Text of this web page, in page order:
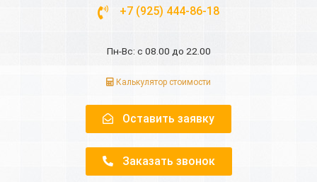
+7 (925) 444-86-18
Пн-Вс: с 08.00 до 22.00
Калькулятор стоимости
Оставить заявку
Заказать звонок